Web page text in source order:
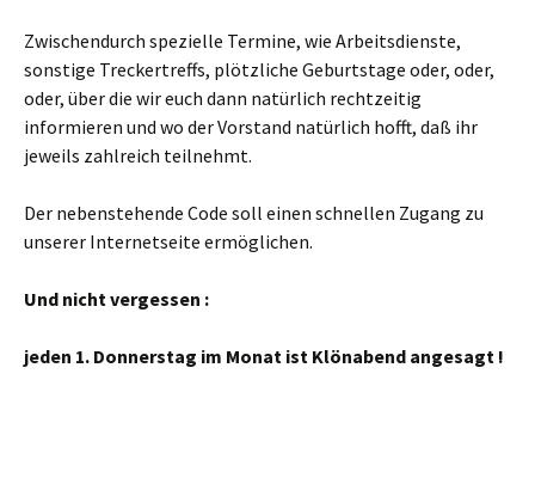
Zwischendurch spezielle Termine, wie Arbeitsdienste,
sonstige Treckertreffs, plötzliche Geburtstage oder, oder,
oder, über die wir euch dann natürlich rechtzeitig
informieren und wo der Vorstand natürlich hofft, daß ihr
jeweils zahlreich teilnehmt.
Der nebenstehende Code soll einen schnellen Zugang zu
unserer Internetseite ermöglichen.
Und nicht vergessen :
jeden 1. Donnerstag im Monat ist Klönabend angesagt !